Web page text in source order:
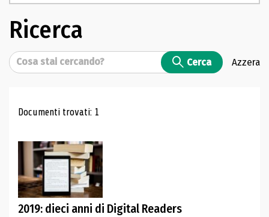
Ricerca
Cerca Cerca Azzera
Risultati di ricerca
Documenti trovati: 1
2019: dieci anni di Digital Readers